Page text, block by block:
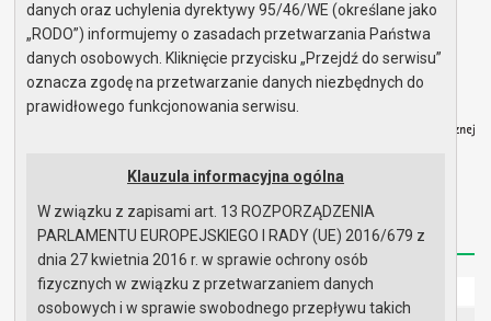
Biuletyn Informacji Publicznej
Urząd Miasta i Gminy w Gryfinie
Redakcja Instrukcja korzystania Dostępność
Strona główna
danych oraz uchylenia dyrektywy 95/46/WE (określane jako
„RODO”) informujemy o zasadach przetwarzania Państwa
danych osobowych. Kliknięcie przycisku „Przejdź do serwisu”
oznacza zgodę na przetwarzanie danych niezbędnych do
prawidłowego funkcjonowania serwisu.
Klauzula informacyjna ogólna
W związku z zapisami art. 13 ROZPORZĄDZENIA
PARLAMENTU EUROPEJSKIEGO I RADY (UE) 2016/679 z
dnia 27 kwietnia 2016 r. w sprawie ochrony osób
fizycznych w związku z przetwarzaniem danych
osobowych i w sprawie swobodnego przepływu takich